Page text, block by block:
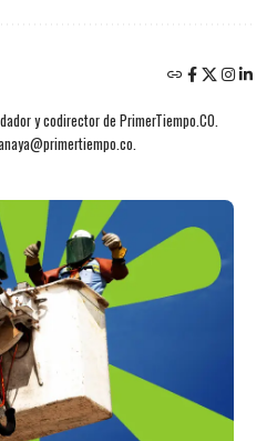
y codirector de PrimerTiempo.CO.